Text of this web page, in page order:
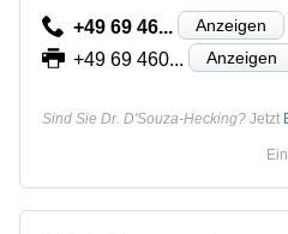
+49 69 46... Anzeigen
+49 69 460... Anzeigen
Sind Sie Dr. D'Souza-Hecking? Jetzt